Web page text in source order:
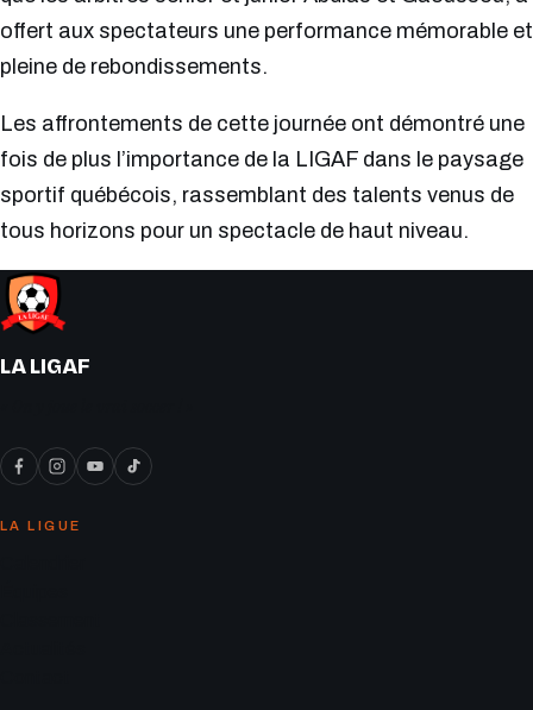
offert aux spectateurs une performance mémorable et
pleine de rebondissements.
Les affrontements de cette journée ont démontré une
fois de plus l’importance de la LIGAF dans le paysage
sportif québécois, rassemblant des talents venus de
tous horizons pour un spectacle de haut niveau.
LA LIGAF
LA LIGUE